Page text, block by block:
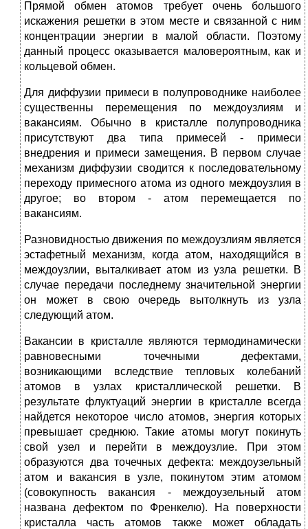
Прямой обмен атомов требует очень большого
искажения решетки в этом месте и связанной с ним
концентрации энергии в малой области. Поэтому
данный процесс оказывается маловероятным, как и
кольцевой обмен.
Для диффузии примеси в полупроводнике наиболее
существенны перемещения по междоузлиям и
вакансиям. Обычно в кристалле полупроводника
присутствуют два типа примесей - примеси
внедрения и примеси замещения. В первом случае
механизм диффузии сводится к последовательному
переходу примесного атома из одного междоузлия в
другое; во втором - атом перемещается по
вакансиям.
Разновидностью движения по междоузлиям является
эстафетный механизм, когда атом, находящийся в
междоузлии, выталкивает атом из узла решетки. В
случае передачи последнему значительной энергии
он может в свою очередь вытолкнуть из узла
следующий атом.
Вакансии в кристалле являются термодинамически
равновесными точечными дефектами,
возникающими вследствие тепловых колебаний
атомов в узлах кристаллической решетки. В
результате флуктуаций энергии в кристалле всегда
найдется некоторое число атомов, энергия которых
превышает среднюю. Такие атомы могут покинуть
свой узел и перейти в междоузлие. При этом
образуются два точечных дефекта: междоузельный
атом и вакансия в узле, покинутом этим атомом
(совокупность вакансия - междоузельный атом
названа дефектом по Френкелю). На поверхности
кристалла часть атомов также может обладать